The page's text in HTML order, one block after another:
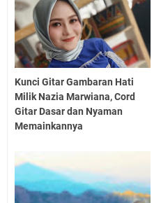
Kunci Gitar Gambaran Hati
Milik Nazia Marwiana, Cord
Gitar Dasar dan Nyaman
Memainkannya